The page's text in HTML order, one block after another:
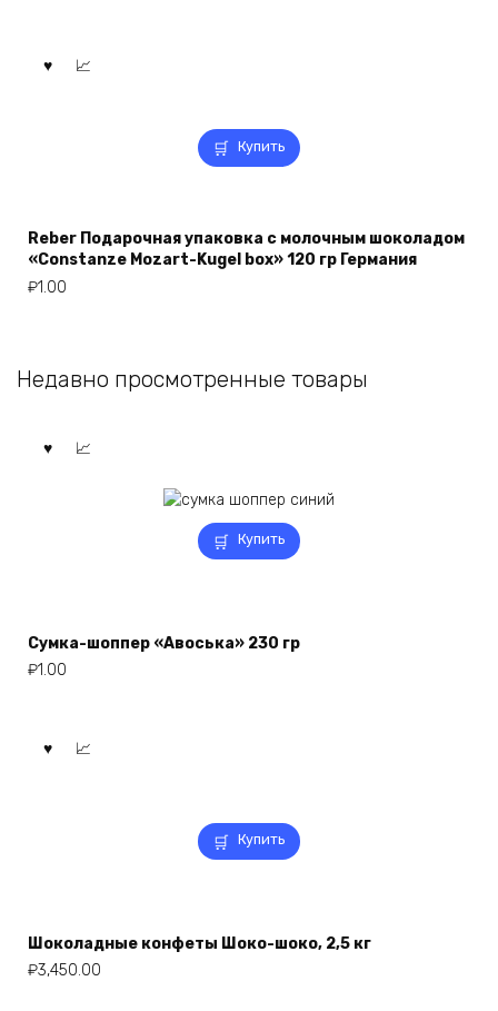
Купить
Reber Подарочная упаковка с молочным шоколадом
«Constanze Mozart-Kugel box» 120 гр Германия
₽1.00
Недавно просмотренные товары
Купить
Сумка-шоппер «Авоська» 230 гр
₽1.00
Купить
Шоколадные конфеты Шоко-шоко, 2,5 кг
₽3,450.00